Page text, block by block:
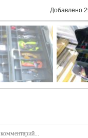
Добавлено